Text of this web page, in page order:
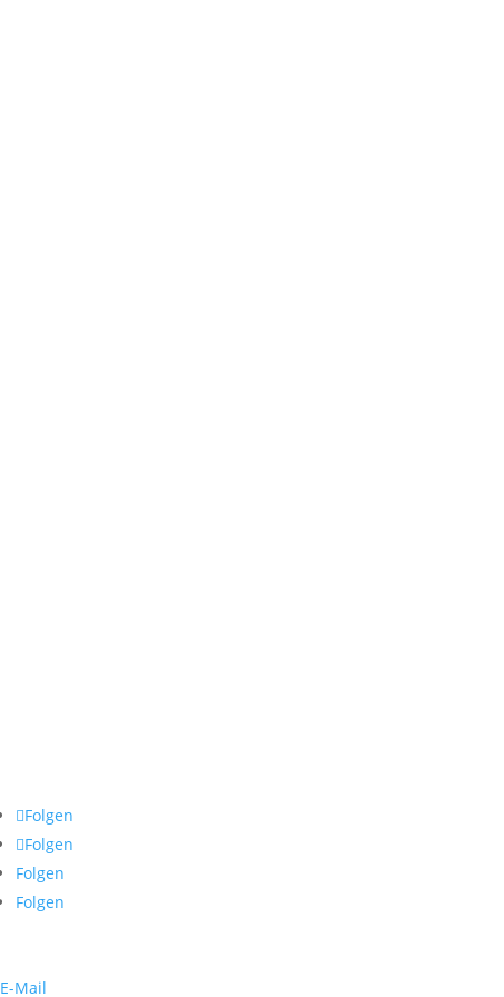
Folgen
Folgen
Folgen
Folgen
E-Mail